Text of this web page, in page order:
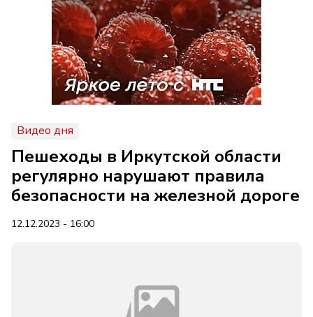
Видео дня
Пешеходы в Иркутской области
регулярно нарушают правила
безопасности на железной дороге
12.12.2023 - 16:00